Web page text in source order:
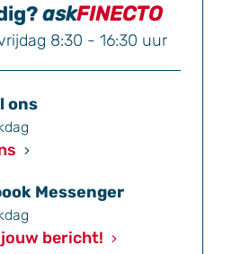
askFINECTO
8:30 - 16:30 uur
ons
Messenger
bericht!